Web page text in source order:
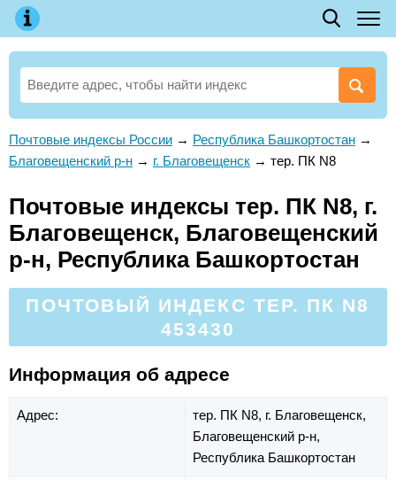
Почтовые индексы России → Республика Башкортостан →
Благовещенский р-н → г. Благовещенск → тер. ПК N8
Почтовые индексы тер. ПК N8, г.
Благовещенск, Благовещенский
р-н, Республика Башкортостан
ПОЧТОВЫЙ ИНДЕКС ТЕР. ПК N8
453430
Информация об адресе
Адрес: тер. ПК N8, г. Благовещенск,
Благовещенский р-н,
Республика Башкортостан